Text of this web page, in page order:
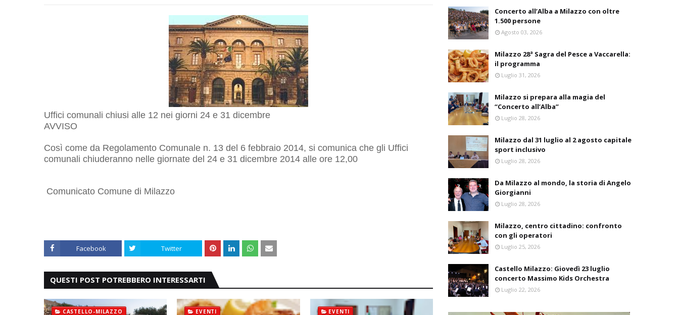
Uffici comunali chiusi alle 12 nei giorni 24 e 31 dicembre
AVVISO
Così come da Regolamento Comunale n. 13 del 6 febbraio 2014, si comunica che gli Uffici
comunali chiuderanno nelle giornate del 24 e 31 dicembre 2014 alle ore 12,00
Comunicato Comune di Milazzo
Facebook Twitter
QUESTI POST POTREBBERO INTERESSARTI
CASTELLO-MILAZZO EVENTI EVENTI
Concerto all’Alba a Milazzo con oltre
1.500 persone
Agosto 03, 2026
Milazzo 28ª Sagra del Pesce a Vaccarella:
il programma
Luglio 31, 2026
Milazzo si prepara alla magia del
“Concerto all’Alba”
Luglio 28, 2026
Milazzo dal 31 luglio al 2 agosto capitale
sport inclusivo
Luglio 28, 2026
Da Milazzo al mondo, la storia di Angelo
Giorgianni
Luglio 28, 2026
Milazzo, centro cittadino: confronto
con gli operatori
Luglio 25, 2026
Castello Milazzo: Giovedì 23 luglio
concerto Massimo Kids Orchestra
Luglio 22, 2026